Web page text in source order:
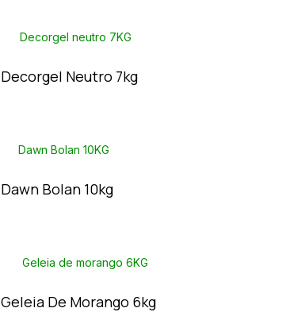
Decorgel Neutro 7kg
Dawn Bolan 10kg
Geleia De Morango 6kg